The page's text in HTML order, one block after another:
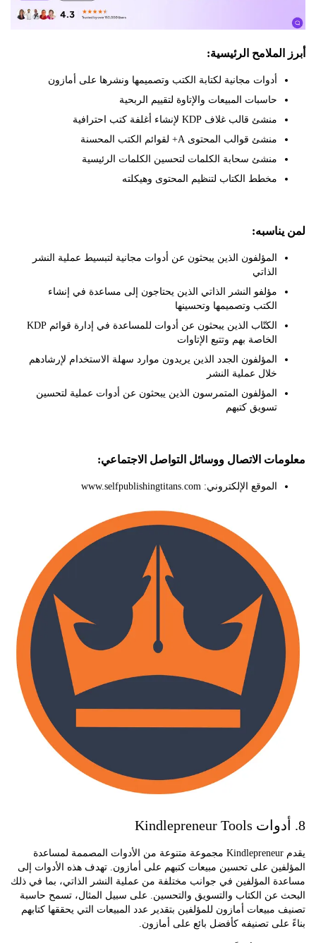
الرئيسية:
أدوات مجانية لكتابة الكتب وتصميمها ونشرها على أمازون
حاسبات المبيعات والإتاوة لتقييم الربحية
منشئ قالب غلاف KDP لإنشاء أغلفة كتب احترافية
منشئ قوالب المحتوى A+ لقوائم الكتب المحسنة
منشئ سحابة الكلمات لتحسين الكلمات الرئيسية
مخطط الكتاب لتنظيم المحتوى وهيكلته
المؤلفون الذين يبحثون عن أدوات مجانية لتبسيط عملية النشر
مؤلفو النشر الذاتي الذين يحتاجون إلى مساعدة في إنشاء
الكتب وتصميمها وتحسينها
الكتّاب الذين يبحثون عن أدوات للمساعدة في إدارة قوائم KDP
الخاصة بهم وتتبع الإتاوات
المؤلفون الجدد الذين يريدون موارد سهلة الاستخدام لإرشادهم
خلال عملية النشر
المؤلفون المتمرسون الذين يبحثون عن أدوات عملية لتحسين
تسويق كتبهم
الاتصال ووسائل التواصل الاجتماعي:
الموقع الإلكتروني: www.selfpublishingtitans.com
يقدم Kindlepreneur مجموعة متنوعة من الأدوات المصممة لمساعدة
على تحسين مبيعات كتبهم على أمازون. تهدف هذه الأدوات إلى
المؤلفين في جوانب مختلفة من عملية النشر الذاتي، بما في ذلك
عن الكتاب والتسويق والتحسين. على سبيل المثال، تسمح حاسبة
مبيعات أمازون للمؤلفين بتقدير عدد المبيعات التي يحققها كتابهم
تصنيفه كأفضل بائع على أمازون.